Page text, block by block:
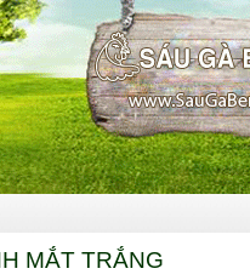
MẮT TRẮNG